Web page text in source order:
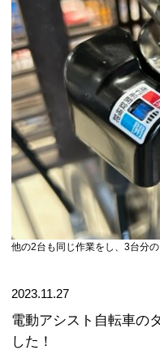
他の2台も同じ作業をし、3台分
2023.11.27
電動アシスト自転車の
した！